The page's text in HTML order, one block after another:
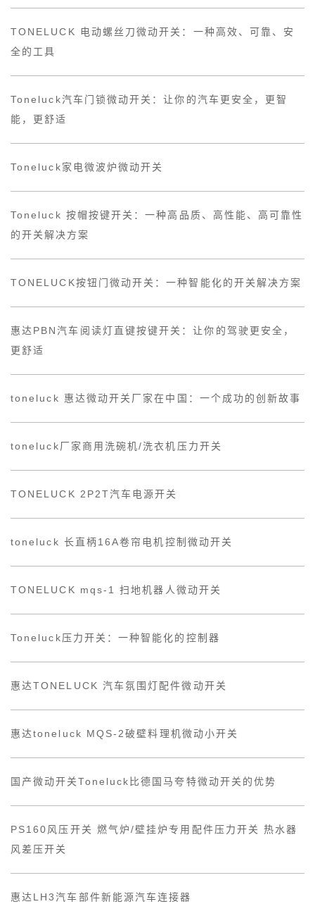
TONELUCK 电动螺丝刀微动开关：一种高效、可靠、安
全的工具
Toneluck汽车门锁微动开关：让你的汽车更安全，更智
能，更舒适
Toneluck家电微波炉微动开关
Toneluck 按帽按键开关：一种高品质、高性能、高可靠性
的开关解决方案
TONELUCK按钮门微动开关：一种智能化的开关解决方案
惠达PBN汽车阅读灯直键按键开关：让你的驾驶更安全，
更舒适
toneluck 惠达微动开关厂家在中国：一个成功的创新故事
toneluck厂家商用洗碗机/洗衣机压力开关
TONELUCK 2P2T汽车电源开关
toneluck 长直柄16A卷帘电机控制微动开关
TONELUCK mqs-1 扫地机器人微动开关
Toneluck压力开关：一种智能化的控制器
惠达TONELUCK 汽车氛围灯配件微动开关
惠达toneluck MQS-2破壁料理机微动小开关
国产微动开关Toneluck比德国马夸特微动开关的优势
PS160风压开关 燃气炉/壁挂炉专用配件压力开关 热水器
风差压开关
惠达LH3汽车部件新能源汽车连接器